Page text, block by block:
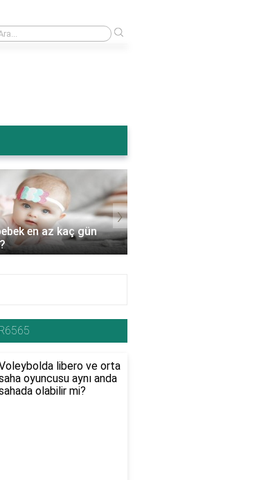
sonra karın şişmesi normal mi?
en az kaç gün
›
libero ve orta
oyuncusu aynı anda
olabilir mi?